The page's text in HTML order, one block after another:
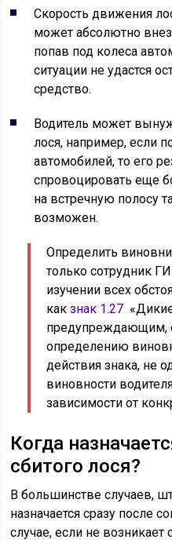
Скорость движения
может абсолютно
попав под колеса
ситуации не удастся
средство.
Водитель может
лося, например, если
автомобилей, то его
спровоцировать еще
на встречную полосу
возможен.
Определить
только сотрудник
изучении всех
какзнак 1.27
предупреждающим,
определению
действия знака, не
виновности
зависимости от
Когда
сбитого лося?
В большинстве случаев,
назначается сразу после
случае, если не